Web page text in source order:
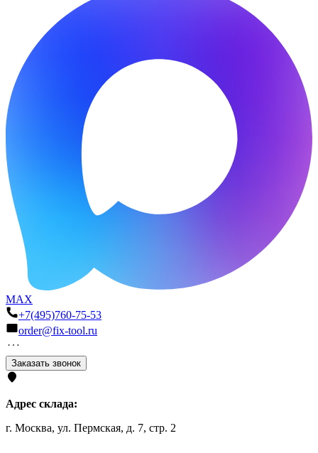
MAX
+7(495)760-75-53
order@fix-tool.ru
Заказать звонок
Адрес склада:
г. Москва, ул. Пермская, д. 7, стр. 2